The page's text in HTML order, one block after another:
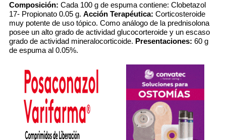
Composición: Cada 100 g de espuma contiene: Clobetazol
17- Propionato 0.05 g. Acción Terapéutica: Corticosteroide
muy potente de uso tópico. Como análogo de la prednisolona
posee un alto grado de actividad glucocorteroide y un escaso
grado de actividad mineralocorticoide. Presentaciones: 60 g
de espuma al 0.05%.